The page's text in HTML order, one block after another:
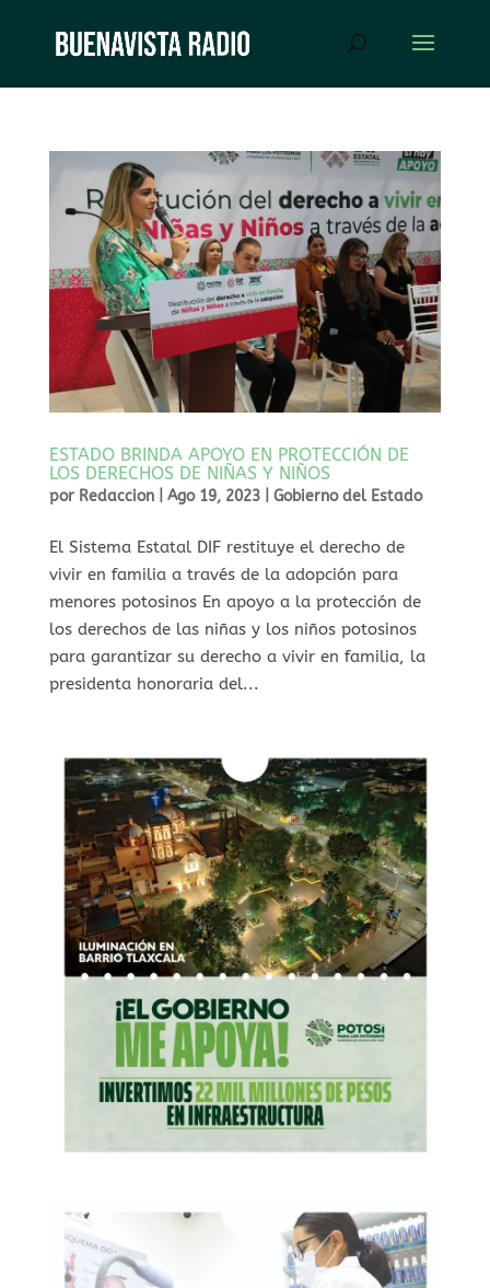
ESTADO BRINDA APOYO EN PROTECCIÓN DE
LOS DERECHOS DE NIÑAS Y NIÑOS
por Redaccion| Ago 19, 2023| Gobierno del Estado
El Sistema Estatal DIF restituye el derecho de
vivir en familia a través de la adopción para
menores potosinos En apoyo a la protección de
los derechos de las niñas y los niños potosinos
para garantizar su derecho a vivir en familia, la
presidenta honoraria del...